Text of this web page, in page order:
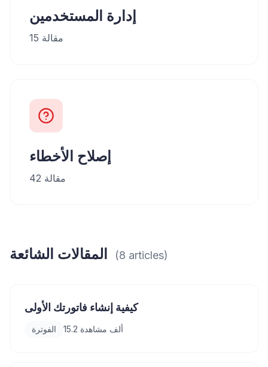
إدارة المستخدمين
15 مقالة
إصلاح الأخطاء
42 مقالة
المقالات الشائعة (8 articles)
كيفية إنشاء فاتورتك الأولى
الفوترة 15.2 ألف مشاهدة